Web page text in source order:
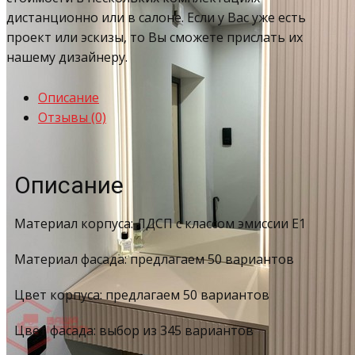
дистанционно или в салоне. Если у Вас уже есть
проект или эскизы, то Вы сможете прислать их
нашему дизайнеру.
Описание
Отзывы (0)
Описание
Материал корпуса: ЛДСП с классом эмиссии Е1
Материал фасада: предлагаем 50 вариантов
Цвет корпуса: предлагаем 50 вариантов
Цвет фасада: выбор из 345 вариантов